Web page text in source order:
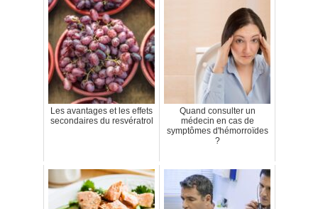
Les avantages et les effets
secondaires du resvératrol
Quand consulter un
médecin en cas de
symptômes d'hémorroïdes
?